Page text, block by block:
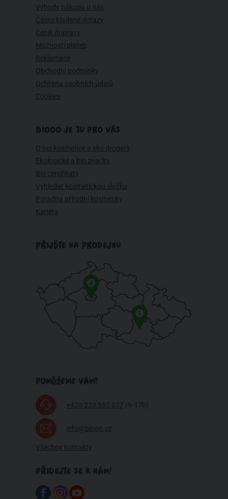
Výhody nákupu u nás
Často kladené dotazy
Ceník dopravy
Možnosti plateb
Reklamace
Obchodní podmínky
Ochrana osobních údajů
Cookies
BIOOO JE TU PRO VÁS
O bio kosmetice a eko drogerii
Ekologické a bio značky
Bio certifikáty
Vyhledat kosmetickou složku
Poradna přírodní kosmetiky
Kariéra
PŘIJĎTE NA PRODEJNU
1
4
POMŮŽEME VÁM?
+420 220 555 077 (9-17h)
info@biooo.cz
Všechny kontakty
PŘIDEJTE SE K NÁM!